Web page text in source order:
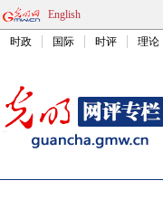
English
时政 国际 时评 理论